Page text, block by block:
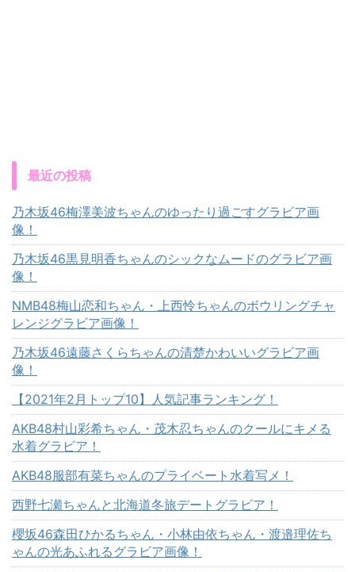
最近の投稿
乃木坂46梅澤美波ちゃんのゆったり過ごすグラビア画
像！
乃木坂46黒見明香ちゃんのシックなムードのグラビア画
像！
NMB48梅山恋和ちゃん・上西怜ちゃんのボウリングチャ
レンジグラビア画像！
乃木坂46遠藤さくらちゃんの清楚かわいいグラビア画
像！
【2021年2月トップ10】人気記事ランキング！
AKB48村山彩希ちゃん・茂木忍ちゃんのクールにキメる
水着グラビア！
AKB48服部有菜ちゃんのプライベート水着写メ！
西野七瀬ちゃんと北海道冬旅デートグラビア！
櫻坂46森田ひかるちゃん・小林由依ちゃん・渡邉理佐ち
ゃんの光あふれるグラビア画像！